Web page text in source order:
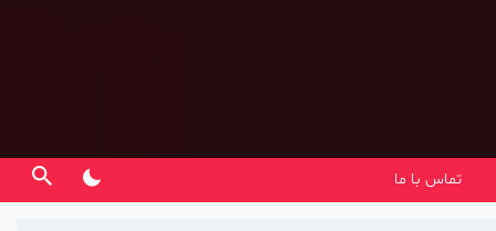
تماس با ما